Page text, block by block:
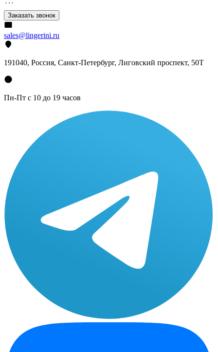
Заказать звонок
sales@lingerini.ru
191040, Россия, Санкт-Петербург, Лиговский проспект, 50Т
Пн-Пт с 10 до 19 часов